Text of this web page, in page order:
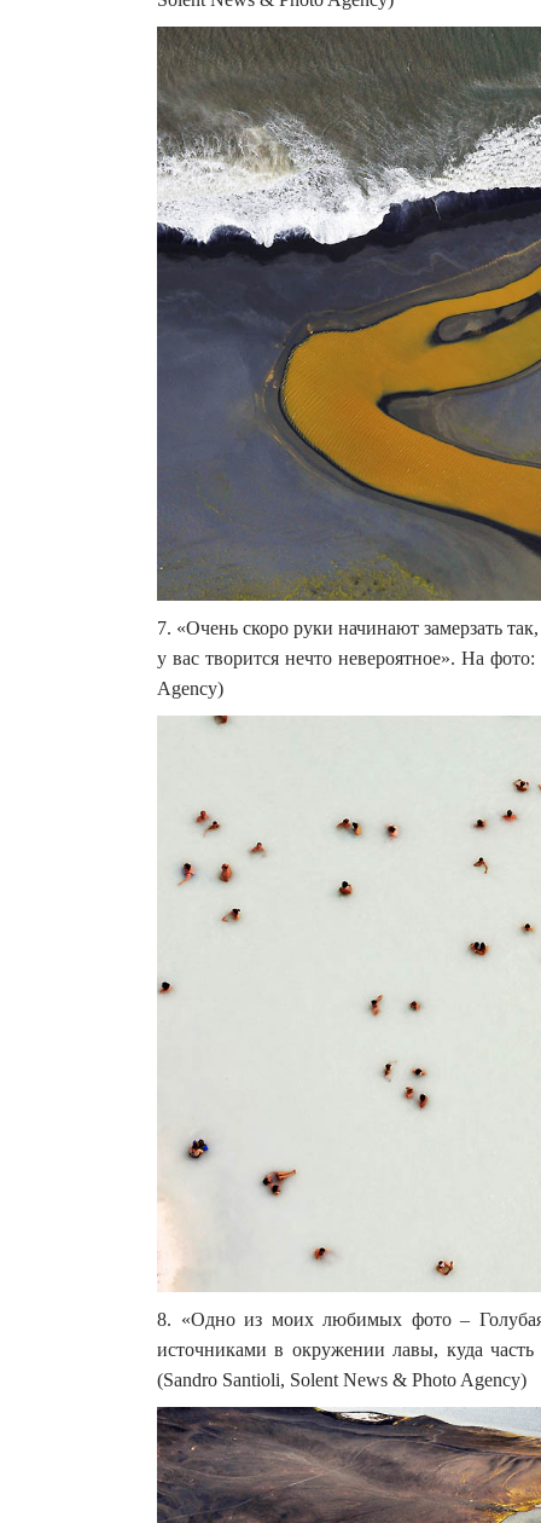
7. «Очень скоро руки начинают замерзать
у вас творится нечто невероятное». На
Agency)
8. «Одно из моих любимых фото –
источниками в окружении лавы, куда
(Sandro Santioli, Solent News & Photo Agency)